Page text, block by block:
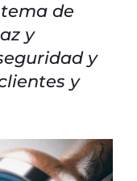
de
y
y
y